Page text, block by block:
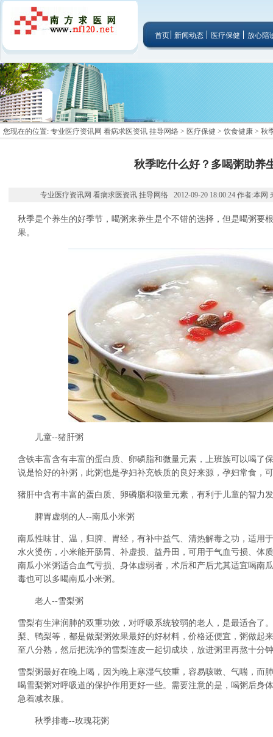
首页 新闻动态 医疗保健 放心陪
您现在的位置: 专业医疗资讯网 看病求医资讯 挂导网络 > 医疗保健 > 饮食健康 > 秋
秋季吃什么好？多喝粥助养
专业医疗资讯网 看病求医资讯 挂导网络 2012-09-20 18:00:24 作者:本网
秋季是个养生的好季节，喝粥来养生是个不错的选择，但是喝粥要
果。
儿童--猪肝粥
含铁丰富含有丰富的蛋白质、卵磷脂和微量元素，上班族可以喝了
说是恰好的补粥，此粥也是孕妇补充铁质的良好来源，孕妇常食，
猪肝中含有丰富的蛋白质、卵磷脂和微量元素，有利于儿童的智力
脾胃虚弱的人--南瓜小米粥
南瓜性味甘、温，归脾、胃经，有补中益气、清热解毒之功，适用
水火烫伤，小米能开肠胃、补虚损、益丹田，可用于气血亏损、体
南瓜小米粥适合血气亏损、身体虚弱者，术后和产后尤其适宜喝南
毒也可以多喝南瓜小米粥。
老人--雪梨粥
雪梨有生津润肺的双重功效，对呼吸系统较弱的老人，是最适合了
梨、鸭梨等，都是做梨粥效果最好的好材料，价格还便宜，粥做起
至八分熟，然后把洗净的雪梨连皮一起切成块，放进粥里再熬十分
雪梨粥最好在晚上喝，因为晚上寒湿气较重，容易咳嗽、气喘，而
喝雪梨粥对呼吸道的保护作用更好一些。需要注意的是，喝粥后身
急着减衣服。
秋季排毒--玫瑰花粥